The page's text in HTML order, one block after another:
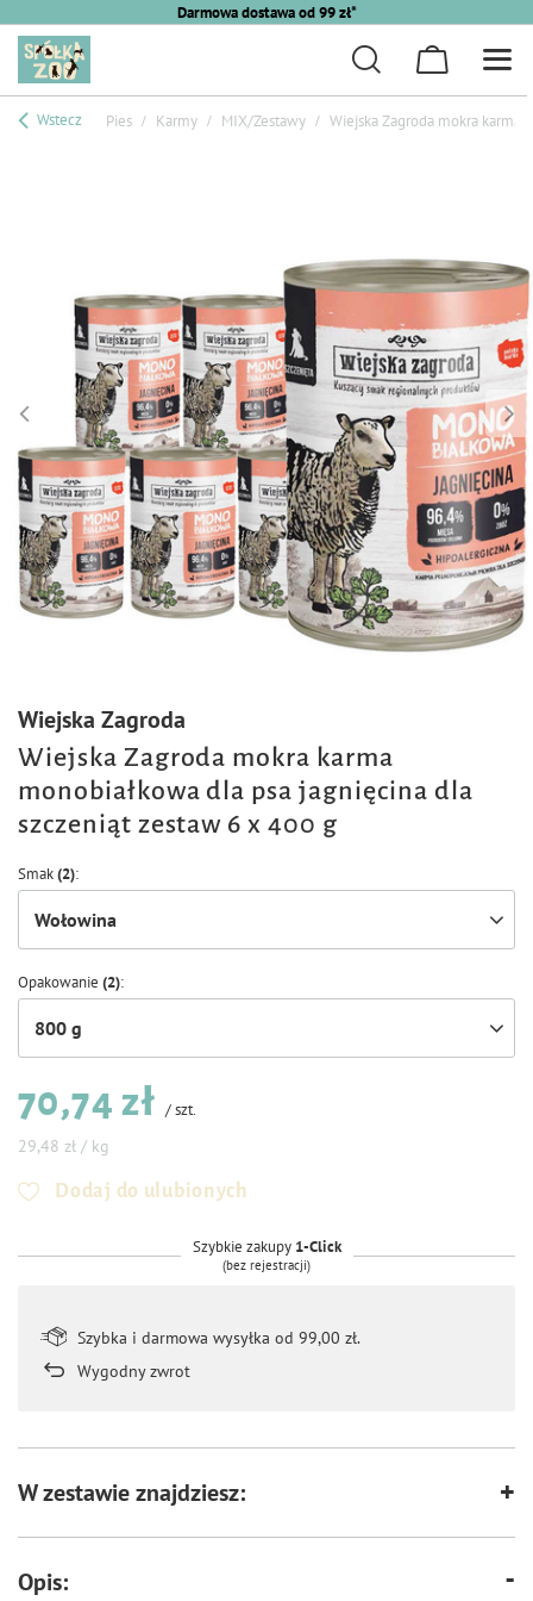
Darmowa dostawa od 99 zł*
Wstecz Pies Karmy MIX/Zestawy Wiejska Zagroda mokra karma
Wiejska Zagroda
Wiejska Zagroda mokra karma
monobiałkowa dla psa jagnięcina dla
szczeniąt zestaw 6 x 400 g
Smak(2)
Wołowina
Opakowanie (2)
800 g
70,74 zł /szt.
29,48 zł / kg
Dodaj do ulubionych
Szybkie zakupy 1-Click
(bez rejestracji)
Szybka i darmowa wysyłka od 99,00 zł.
Wygodny zwrot
W zestawie znajdziesz:
Opis: